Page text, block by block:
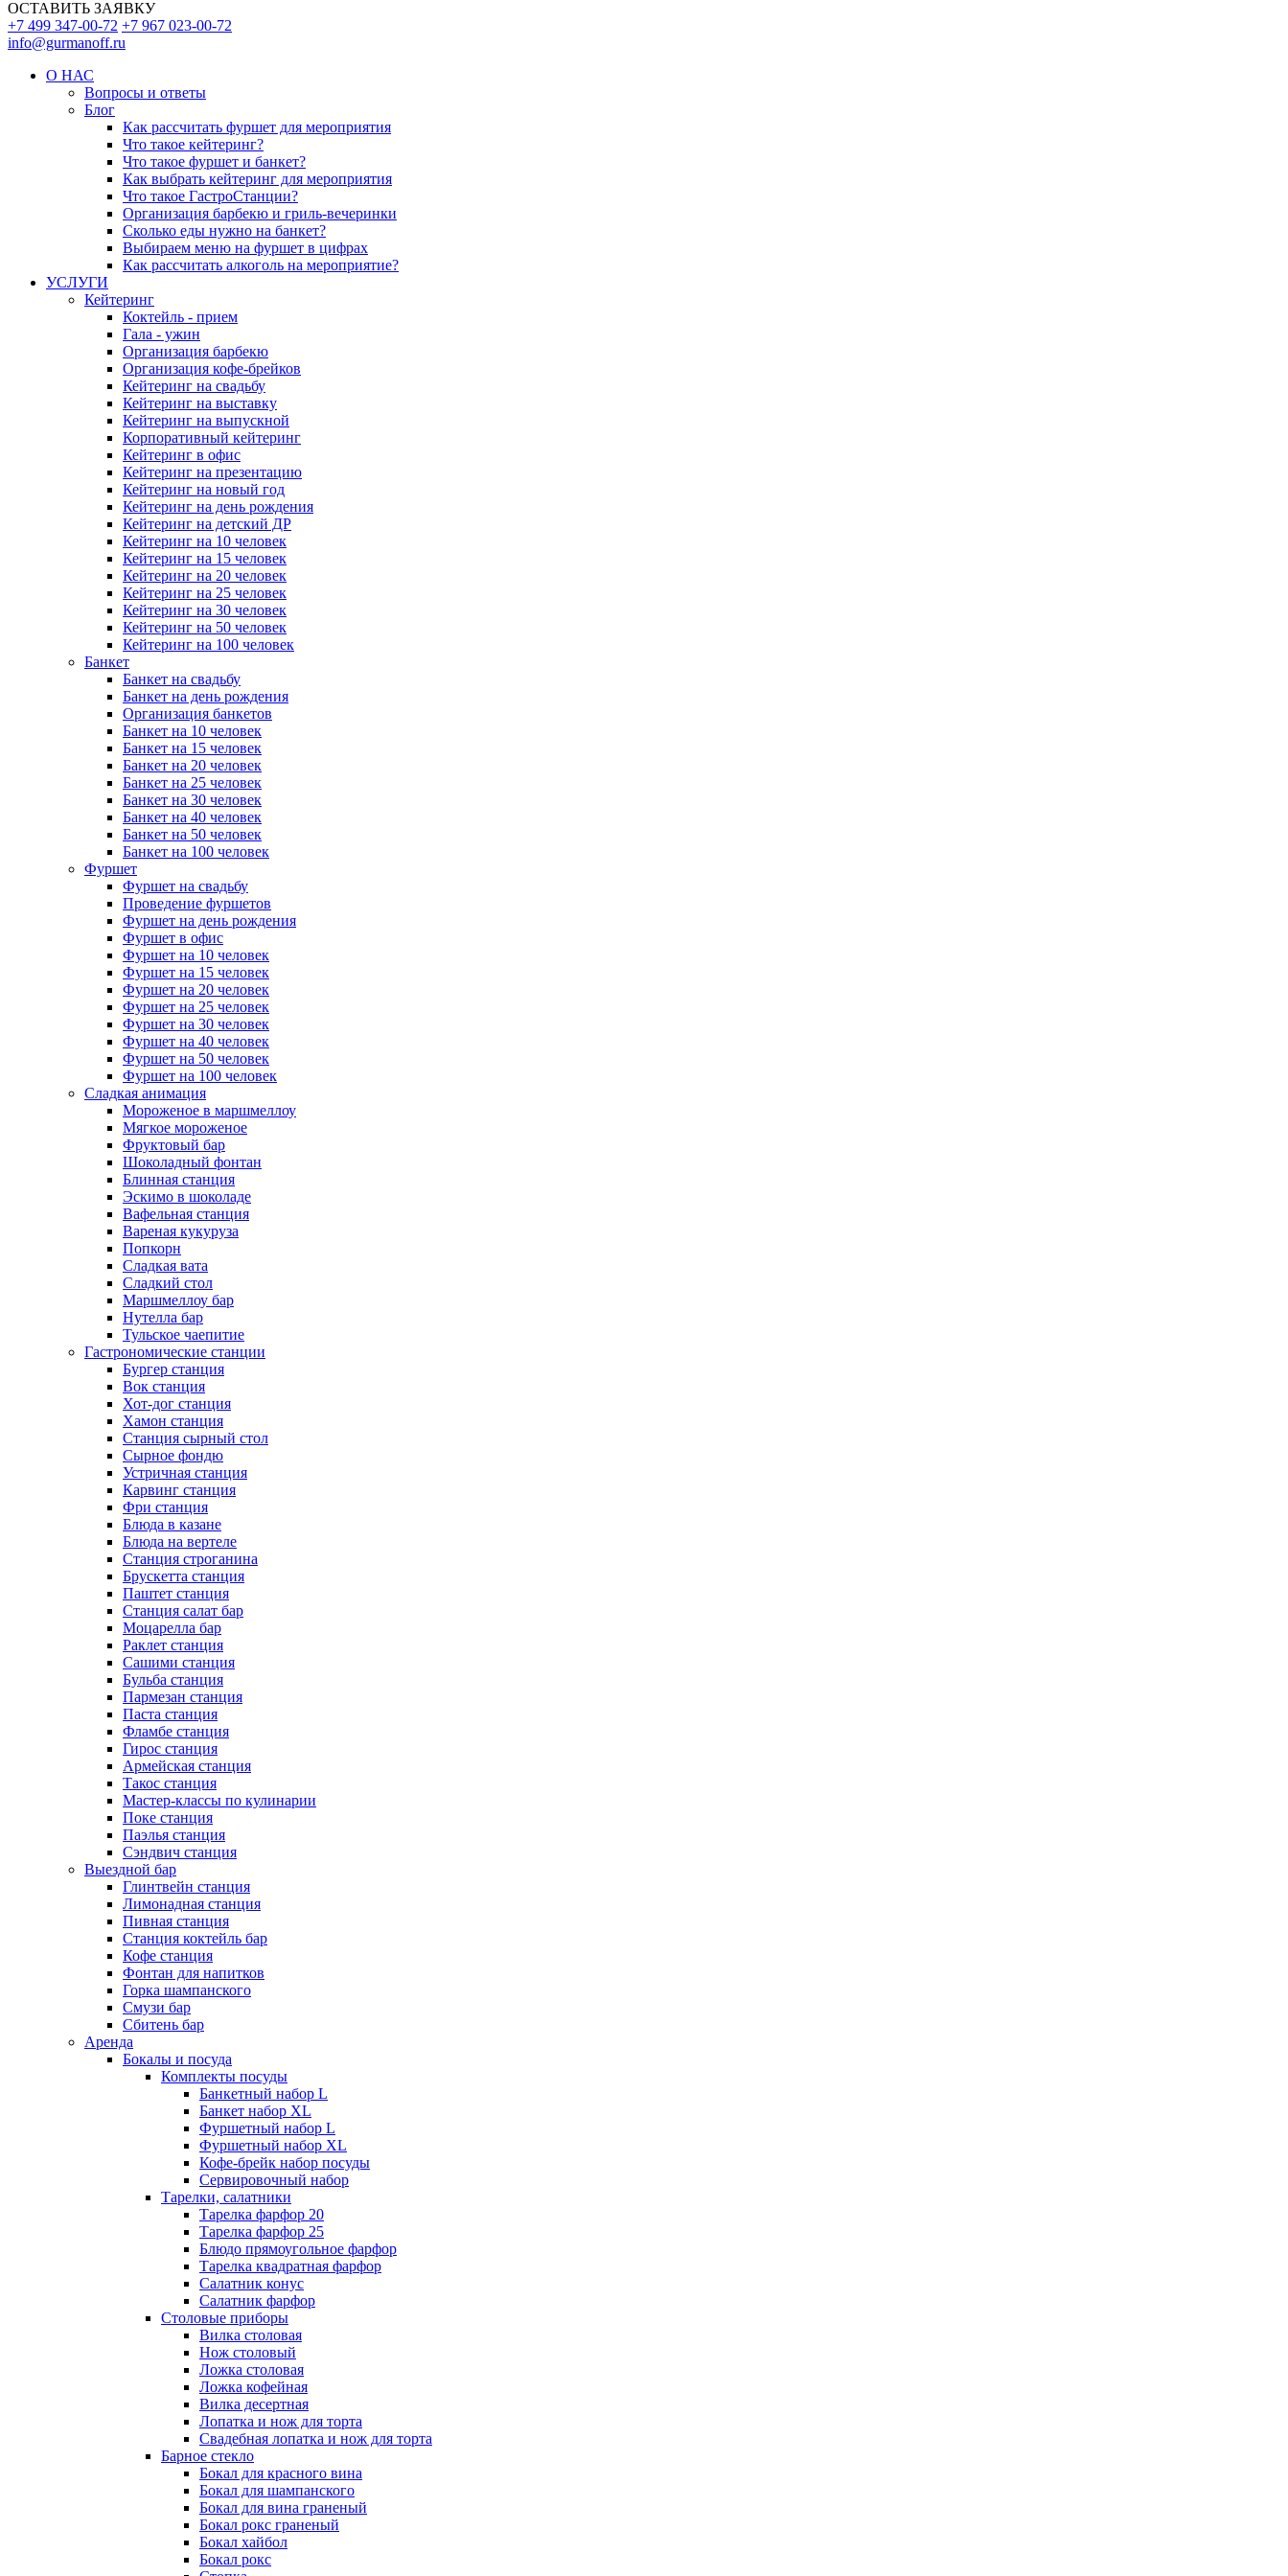
ОСТАВИТЬ ЗАЯВКУ
+7 499 347-00-72 +7 967 023-00-72
info@gurmanoff.ru
О НАС
Вопросы и ответы
Блог
Как рассчитать фуршет для мероприятия
Что такое кейтеринг?
Что такое фуршет и банкет?
Как выбрать кейтеринг для мероприятия
Что такое ГастроСтанции?
Организация барбекю и гриль-вечеринки
Сколько еды нужно на банкет?
Выбираем меню на фуршет в цифрах
Как рассчитать алкоголь на мероприятие?
УСЛУГИ
Кейтеринг
Коктейль - прием
Гала - ужин
Организация барбекю
Организация кофе-брейков
Кейтеринг на свадьбу
Кейтеринг на выставку
Кейтеринг на выпускной
Корпоративный кейтеринг
Кейтеринг в офис
Кейтеринг на презентацию
Кейтеринг на новый год
Кейтеринг на день рождения
Кейтеринг на детский ДР
Кейтеринг на 10 человек
Кейтеринг на 15 человек
Кейтеринг на 20 человек
Кейтеринг на 25 человек
Кейтеринг на 30 человек
Кейтеринг на 50 человек
Кейтеринг на 100 человек
Банкет
Банкет на свадьбу
Банкет на день рождения
Организация банкетов
Банкет на 10 человек
Банкет на 15 человек
Банкет на 20 человек
Банкет на 25 человек
Банкет на 30 человек
Банкет на 40 человек
Банкет на 50 человек
Банкет на 100 человек
Фуршет
Фуршет на свадьбу
Проведение фуршетов
Фуршет на день рождения
Фуршет в офис
Фуршет на 10 человек
Фуршет на 15 человек
Фуршет на 20 человек
Фуршет на 25 человек
Фуршет на 30 человек
Фуршет на 40 человек
Фуршет на 50 человек
Фуршет на 100 человек
Сладкая анимация
Мороженое в маршмеллоу
Мягкое мороженое
Фруктовый бар
Шоколадный фонтан
Блинная станция
Эскимо в шоколаде
Вафельная станция
Вареная кукуруза
Попкорн
Сладкая вата
Сладкий стол
Маршмеллоу бар
Нутелла бар
Тульское чаепитие
Гастрономические станции
Бургер станция
Вок станция
Хот-дог станция
Хамон станция
Станция сырный стол
Сырное фондю
Устричная станция
Карвинг станция
Фри станция
Блюда в казане
Блюда на вертеле
Станция строганина
Брускетта станция
Паштет станция
Станция салат бар
Моцарелла бар
Раклет станция
Сашими станция
Бульба станция
Пармезан станция
Паста станция
Фламбе станция
Гирос станция
Армейская станция
Такос станция
Мастер-классы по кулинарии
Поке станция
Паэлья станция
Сэндвич станция
Выездной бар
Глинтвейн станция
Лимонадная станция
Пивная станция
Станция коктейль бар
Кофе станция
Фонтан для напитков
Горка шампанского
Смузи бар
Сбитень бар
Аренда
Бокалы и посуда
Комплекты посуды
Банкетный набор L
Банкет набор XL
Фуршетный набор L
Фуршетный набор ХL
Кофе-брейк набор посуды
Сервировочный набор
Тарелки, салатники
Тарелка фарфор 20
Тарелка фарфор 25
Блюдо прямоугольное фарфор
Тарелка квадратная фарфор
Салатник конус
Салатник фарфор
Столовые приборы
Вилка столовая
Нож столовый
Ложка столовая
Ложка кофейная
Вилка десертная
Лопатка и нож для торта
Свадебная лопатка и нож для торта
Барное стекло
Бокал для красного вина
Бокал для шампанского
Бокал для вина граненый
Бокал рокс граненый
Бокал хайбол
Бокал рокс